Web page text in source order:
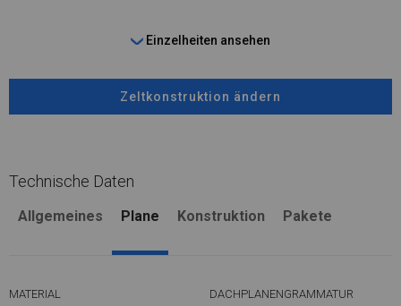
Einzelheiten ansehen
Zeltkonstruktion ändern
Technische Daten
Allgemeines Plane Konstruktion Pakete
MATERIAL DACHPLANENGRAMMATUR